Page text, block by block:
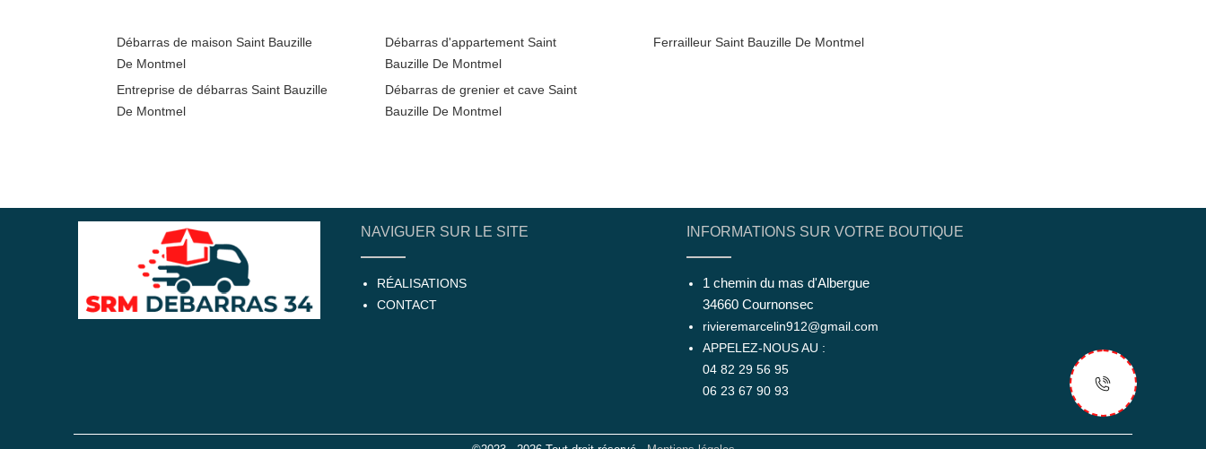
Débarras de maison Saint Bauzille
De Montmel
Entreprise de débarras Saint Bauzille
De Montmel
Débarras d'appartement Saint
Bauzille De Montmel
Débarras de grenier et cave Saint
Bauzille De Montmel
Ferrailleur Saint Bauzille De Montmel
NAVIGUER SUR LE SITE
RÉALISATIONS
CONTACT
INFORMATIONS SUR VOTRE BOUTIQUE
1 chemin du mas d'Albergue
34660 Cournonsec
rivieremarcelin912@gmail.com
APPELEZ-NOUS AU :
04 82 29 56 95
06 23 67 90 93